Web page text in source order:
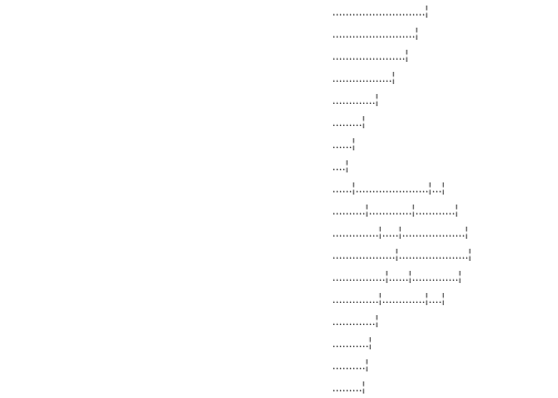
............................¦
.........................¦
......................¦
..................¦
.............¦
.........¦
......¦
....¦
......¦......................¦...¦
..........¦.............¦............¦
..............¦.....¦...................¦
...................¦.....................¦
................¦......¦..............¦
..............¦.............¦....¦
.............¦
...........¦
..........¦
.........¦